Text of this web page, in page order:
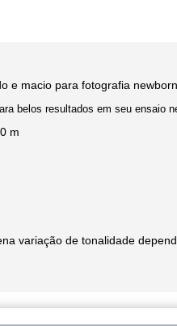
e macio para fotografia newborn
belos resultados em seu ensaio
m
variação de tonalidade